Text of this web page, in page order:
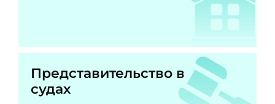
Представительство в
судах